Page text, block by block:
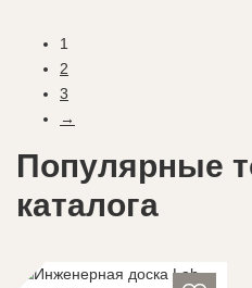
1
2
3
→
Популярные
каталога